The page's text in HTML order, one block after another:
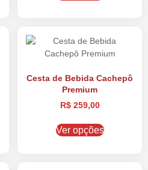
Cesta de Bebida Cachepô
Premium
R$259,00
Ver opções